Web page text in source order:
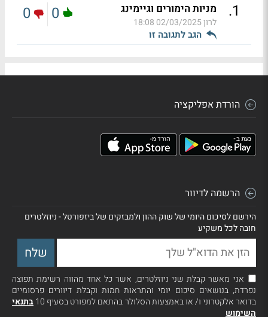
1
. מניות הימורים וגיימינג
לרון02/03/2025 18:08
הגב לתגובה זו
0
0
הורדת אפליקציה
הרשמה לדיוור
הירשם לסיכום היומי של שוק ההון ולמבזקים של ביזפורטל - ניוזלטרים
חובה לכל משקיע
אני מאשר קבלת שני ניוזלטרים, אשר כל אחד מהווה רשימת תפוצה
נפרדת, בנושאים סיכום יומי והתראות חמות וקבלת דיוורים פרסומיים
בדואר אלקטרוני ו/ או באמצעות הסלולר בהתאם למפורט בסעיף 10
בתנאי
השימוש